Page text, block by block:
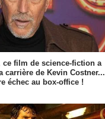
ce film de science-fiction a
carrière de Kevin Costner...
échec au box-office !